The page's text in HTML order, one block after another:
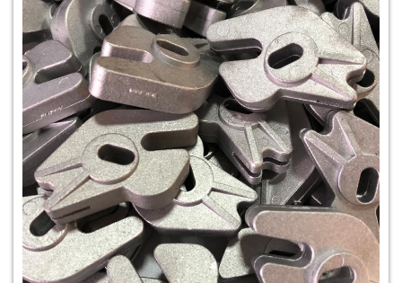
Ver más
Detalles